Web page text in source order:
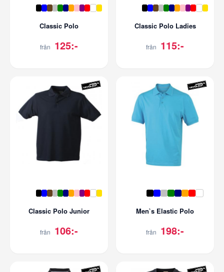
Classic Polo
från 125:-
Classic Polo Ladies
från 115:-
Classic Polo Junior
från 106:-
Men`s Elastic Polo
från 198:-